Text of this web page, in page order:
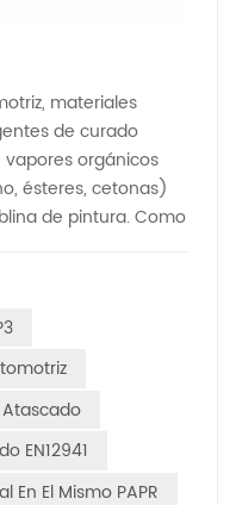
materiales
de curado
orgánicos
ésteres, cetonas)
de pintura. Como
los respiradores
A
detallado
objetivo 1.
Sustancias
EN12941
En El Mismo PAPR